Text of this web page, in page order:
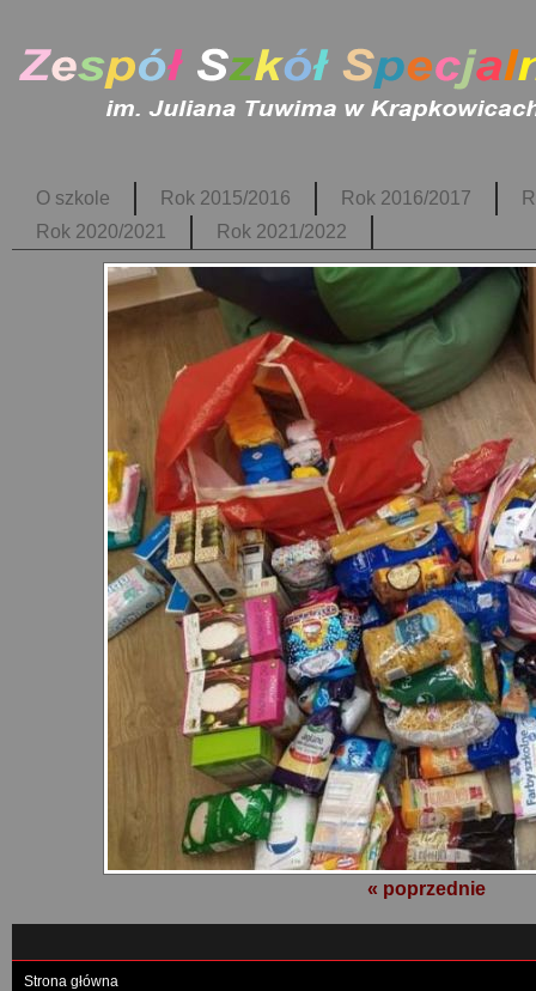
O szkole Rok 2015/2016 Rok 2016/2017
Rok 2020/2021
Rok 2021/2022
« poprzednie
Strona główna